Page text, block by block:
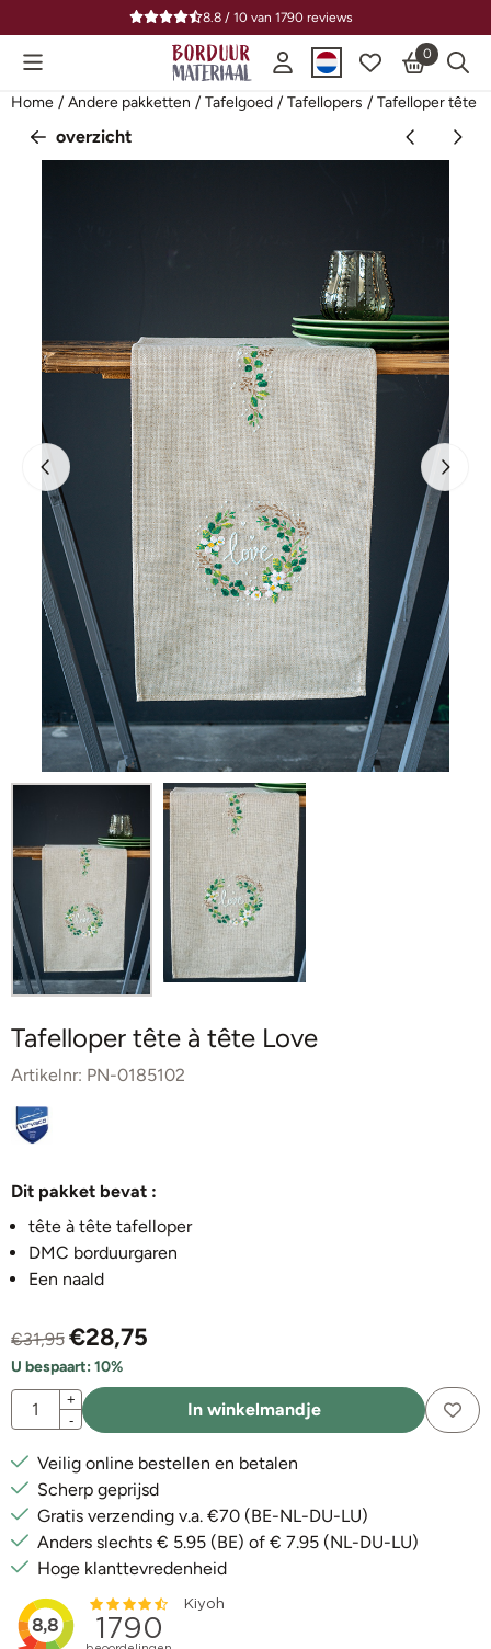
Cookievoorkeuren zijn beschikbaar. Kies instellingen of sta
8.8 / 10 van1790 reviews
0
Home / Andere pakketten / Tafelgoed / Tafellopers / Tafelloper tête
overzicht
Tafelloper tête à tête Love
Artikelnr: PN-0185102
Dit pakket bevat :
tête à tête tafelloper
DMC borduurgaren
Een naald
€31,95 €28,75
U bespaart:10%
Aantal
+
-
In winkelmandje
Veilig online bestellen en betalen
Scherp geprijsd
Gratis verzending v.a. €70 (BE-NL-DU-LU)
Anders slechts € 5.95 (BE) of € 7.95 (NL-DU-LU)
Hoge klanttevredenheid